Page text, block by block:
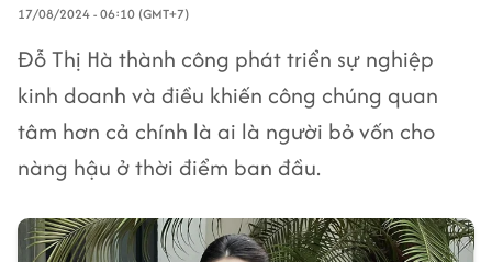
17/08/2024 - 06:10 (GMT+7)
Đỗ Thị Hà thành công phát triển sự nghiệp
kinh doanh và điều khiến công chúng quan
tâm hơn cả chính là ai là người bỏ vốn cho
nàng hậu ở thời điểm ban đầu.